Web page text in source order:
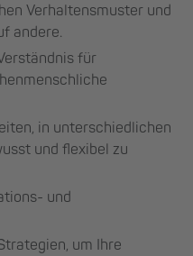
Verhaltensmuster und
andere.
für
in unterschiedlichen
und flexibel zu
und
um Ihre